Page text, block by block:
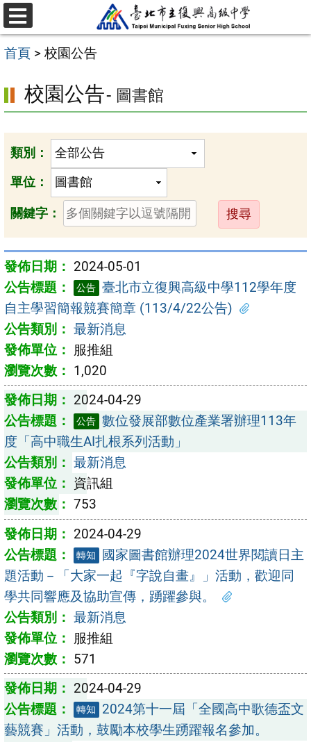
跳
至
主
內
容
區
選
單
首頁 > 校園公告
校園公告- 圖書館
類別：
單位：
關鍵字：
送
出
2024-05-01
公告 臺北市立復興高級中學112學年度
自主學習簡報競賽簡章 (113/4/22公告)
最新消息
服推組
1,020
2024-04-29
公告 數位發展部數位產業署辦理113年
度「高中職生AI扎根系列活動」
最新消息
資訊組
753
2024-04-29
轉知
國家圖書館辦理2024世界閱讀日主
題活動－「大家一起『字說自畫』」活動，歡迎同
學共同響應及協助宣傳，踴躍參與。
最新消息
服推組
571
2024-04-29
轉知
2024第十一屆「全國高中歌德盃文
藝競賽」活動，鼓勵本校學生踴躍報名參加。